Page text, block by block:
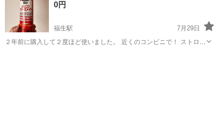
の直行直帰が基本で、毎週・毎...
0円
福生駅
7月29日
２年前に購入して２度ほど使いました。 近くのコンビニで！ ストロー